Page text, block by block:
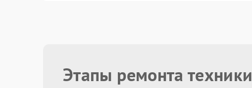
Этапы ремонта